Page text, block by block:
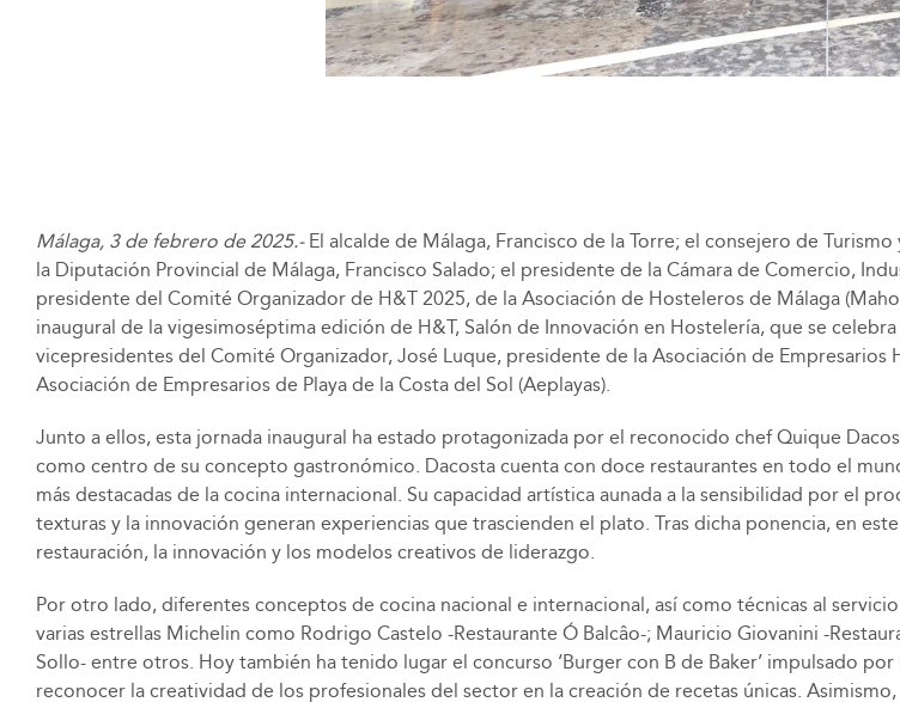
Málaga, 3 de febrero de 2025.- El alcalde de Málaga, Francisco de la Torre; el consejero de
la Diputación Provincial de Málaga, Francisco Salado; el presidente de la Cámara de Comercio,
presidente del Comité Organizador de H&T 2025, de la Asociación de Hosteleros de Málaga
inaugural de la vigesimoséptima edición de H&T, Salón de Innovación en Hostelería, que se
vicepresidentes del Comité Organizador, José Luque, presidente de la Asociación de
Asociación de Empresarios de Playa de la Costa del Sol (Aeplayas).
Junto a ellos, esta jornada inaugural ha estado protagonizada por el reconocido chef Quique
como centro de su concepto gastronómico. Dacosta cuenta con doce restaurantes en todo el
más destacadas de la cocina internacional. Su capacidad artística aunada a la sensibilidad por el
texturas y la innovación generan experiencias que trascienden el plato. Tras dicha ponencia, en
restauración, la innovación y los modelos creativos de liderazgo.
Por otro lado, diferentes conceptos de cocina nacional e internacional, así como técnicas al
varias estrellas Michelin como Rodrigo Castelo -Restaurante Ó Balcâo-; Mauricio Giovanini -
Sollo- entre otros. Hoy también ha tenido lugar el concurso ‘Burger con B de Baker’ impulsado
reconocer la creatividad de los profesionales del sector en la creación de recetas únicas.